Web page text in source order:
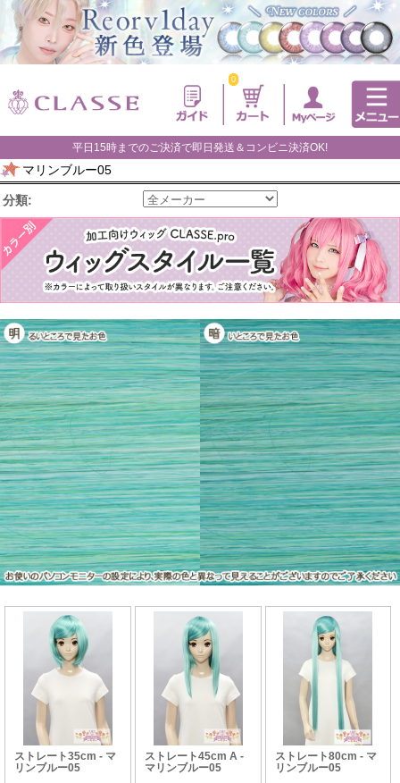
0
平日15時までのご決済で即日発送＆コンビニ決済OK!
マリンブルー05
分類:
ストレート35cm - マ
リンブルー05
ストレート45cm A -
マリンブルー05
ストレート80cm - マ
リンブルー05